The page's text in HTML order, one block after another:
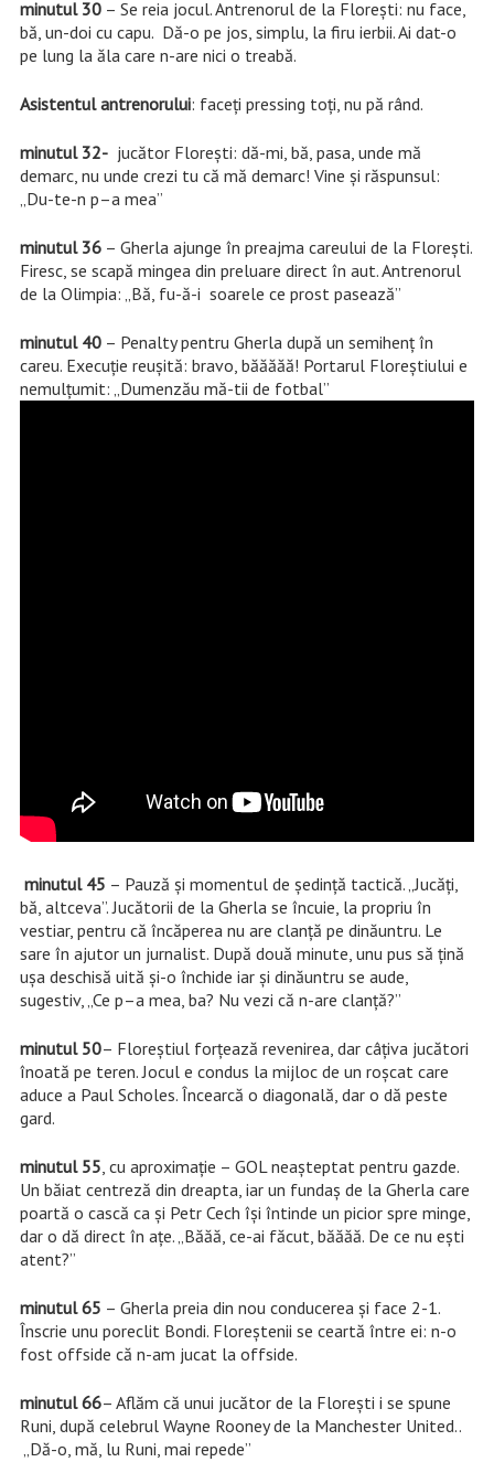
minutul 30– Se reia jocul. Antrenorul de la Florești: nu face,
bă, un-doi cu capu. Dă-o pe jos, simplu, la firu ierbii. Ai dat-o
pe lung la ăla care n-are nici o treabă.
Asistentul antrenorului: faceți pressing toți, nu pă rând.
minutul 32-jucător Florești: dă-mi, bă, pasa, unde mă
demarc, nu unde crezi tu că mă demarc! Vine și răspunsul:
„Du-te-n p–a mea”
minutul 36– Gherla ajunge în preajma careului de la Florești.
Firesc, se scapă mingea din preluare direct în aut. Antrenorul
de la Olimpia: „Bă, fu-ă-i soarele ce prost pasează”
minutul 40– Penalty pentru Gherla după un semihenț în
careu. Execuție reușită: bravo, băăăăă! Portarul Floreștiului e
nemulțumit: „Dumenzău mă-tii de fotbal”
minutul 45 – Pauză și momentul de ședință tactică. „Jucăți,
bă, altceva”. Jucătorii de la Gherla se încuie, la propriu în
vestiar, pentru că încăperea nu are clanță pe dinăuntru. Le
sare în ajutor un jurnalist. După două minute, unu pus să țină
ușa deschisă uită și-o închide iar și dinăuntru se aude,
sugestiv, „Ce p–a mea, ba? Nu vezi că n-are clanță?”
minutul 50– Floreștiul forțează revenirea, dar câțiva jucători
înoată pe teren. Jocul e condus la mijloc de un roșcat care
aduce a Paul Scholes. Încearcă o diagonală, dar o dă peste
gard.
minutul 55, cu aproximație – GOL neașteptat pentru gazde.
Un băiat centreză din dreapta, iar un fundaș de la Gherla care
poartă o cască ca și Petr Cech își întinde un picior spre minge,
dar o dă direct în ațe. „Băăă, ce-ai făcut, băăăă. De ce nu ești
atent?”
minutul 65 – Gherla preia din nou conducerea și face 2-1.
Înscrie unu poreclit Bondi. Floreștenii se ceartă între ei: n-o
fost offside că n-am jucat la offside.
minutul 66– Aflăm că unui jucător de la Florești i se spune
Runi, după celebrul Wayne Rooney de la Manchester United..
„Dă-o, mă, lu Runi, mai repede”